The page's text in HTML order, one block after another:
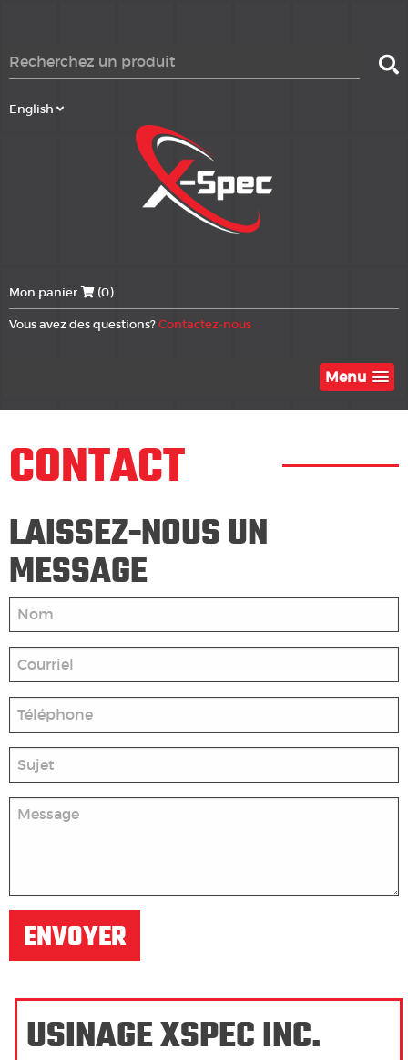
English
Mon panier (0)
Vous avez des questions?Contactez-nous
Menu
CONTACT
LAISSEZ-NOUS UN
MESSAGE
ENVOYER
USINAGE XSPEC INC.